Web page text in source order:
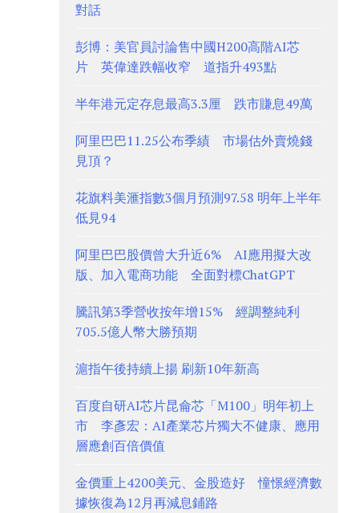
對話
彭博：美官員討論售中國H200高階AI芯
片 英偉達跌幅收窄 道指升493點
半年港元定存息最高3.3厘 跌市賺息49萬
阿里巴巴11.25公布季績 市場估外賣燒錢
見頂？
花旗料美滙指數3個月預測97.58 明年上半年
低見94
阿里巴巴股價曾大升近6% AI應用擬大改
版、加入電商功能 全面對標ChatGPT
騰訊第3季營收按年增15% 經調整純利
705.5億人幣大勝預期
滬指午後持續上揚 刷新10年新高
百度自研AI芯片昆侖芯「M100」明年初上
市 李彥宏：AI產業芯片獨大不健康、應用
層應創百倍價值
金價重上4200美元、金股造好 憧憬經濟數
據恢復為12月再減息鋪路